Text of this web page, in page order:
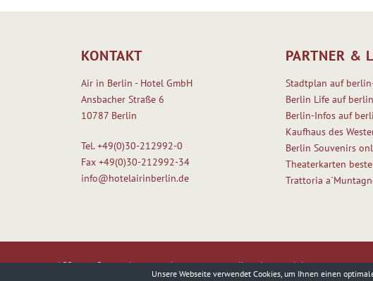
KONTAKT
Air in Berlin - Hotel GmbH
Ansbacher Straße 6
10787 Berlin
Tel.+49(0)30-212992-0
Fax+49(0)30-212992-34
info@hotelairinberlin.de
PARTNER &
Stadtplan auf
Berlin Life auf
Berlin-Infos auf
Kaufhaus des
Berlin Souvenirs
Theaterkarten
Trattoria
AGB Datenschutz Impressum Kontakt Jobs
Unsere Webseite verwendet Cookies, um Ihnen einen